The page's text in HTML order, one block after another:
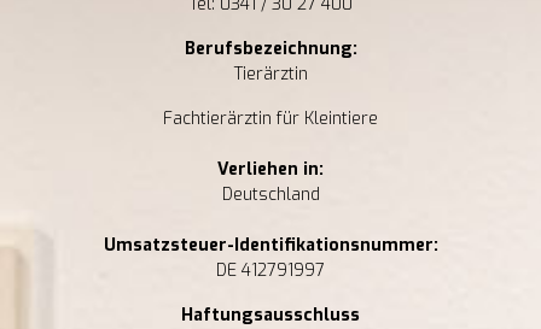
Berufsbezeichnung:
Tierärztin
Fachtierärztin für Kleintiere
Verliehen in:
Deutschland
Umsatzsteuer-Identifikationsnummer:
DE 412791997
Haftungsausschluss